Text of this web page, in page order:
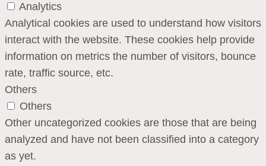
Analytics
Analytical cookies are used to understand how visitors
interact with the website. These cookies help provide
information on metrics the number of visitors, bounce
rate, traffic source, etc.
Others
Others
Other uncategorized cookies are those that are being
analyzed and have not been classified into a category
as yet.